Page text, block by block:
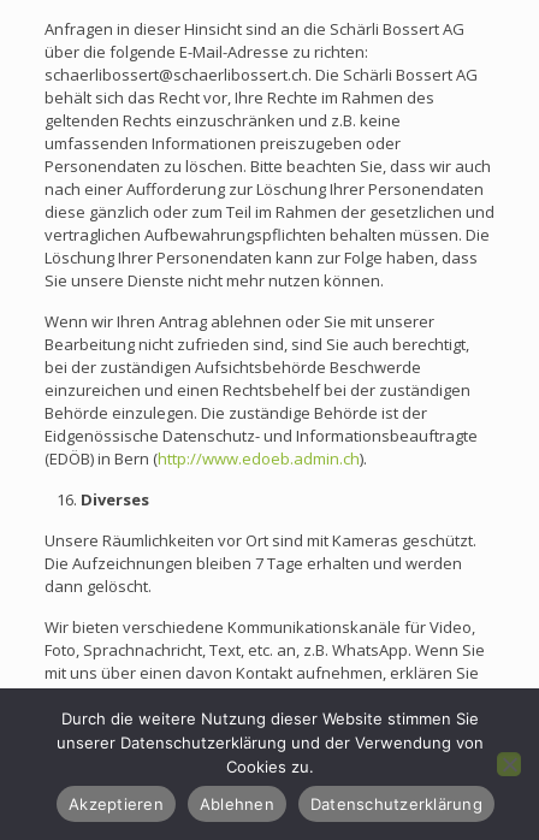
Anfragen in dieser Hinsicht sind an die Schärli Bossert AG
über die folgende E-Mail-Adresse zu richten:
schaerlibossert@schaerlibossert.ch. Die Schärli Bossert AG
behält sich das Recht vor, Ihre Rechte im Rahmen des
geltenden Rechts einzuschränken und z.B. keine
umfassenden Informationen preiszugeben oder
Personendaten zu löschen. Bitte beachten Sie, dass wir auch
nach einer Aufforderung zur Löschung Ihrer Personendaten
diese gänzlich oder zum Teil im Rahmen der gesetzlichen und
vertraglichen Aufbewahrungspflichten behalten müssen. Die
Löschung Ihrer Personendaten kann zur Folge haben, dass
Sie unsere Dienste nicht mehr nutzen können.
Wenn wir Ihren Antrag ablehnen oder Sie mit unserer
Bearbeitung nicht zufrieden sind, sind Sie auch berechtigt,
bei der zuständigen Aufsichtsbehörde Beschwerde
einzureichen und einen Rechtsbehelf bei der zuständigen
Behörde einzulegen. Die zuständige Behörde ist der
Eidgenössische Datenschutz- und Informationsbeauftragte
(EDÖB) in Bern (http://www.edoeb.admin.ch).
Diverses
Unsere Räumlichkeiten vor Ort sind mit Kameras geschützt.
Die Aufzeichnungen bleiben 7 Tage erhalten und werden
dann gelöscht.
Wir bieten verschiedene Kommunikationskanäle für Video,
Foto, Sprachnachricht, Text, etc. an, z.B. WhatsApp. Wenn Sie
mit uns über einen davon Kontakt aufnehmen, erklären Sie
sich damit einverstanden, dass diese Kanäle als
Kommunikationskanal verwendet werden. Dabei gelten die
Datenschutzrichtlinien dieser Firmen/ Programme und wir
verarbeiten auch die darüber gelieferten Daten gemäss
dieser Datenschutzerklärung.
Änderungen unserer Datenschutzerklärung
Durch die weitere Nutzung dieser Website stimmen Sie
unserer Datenschutzerklärung und der Verwendung von
Cookies zu.
Akzeptieren
Ablehnen Datenschutzerklärung
JETZT ANRUFEN STANDORT